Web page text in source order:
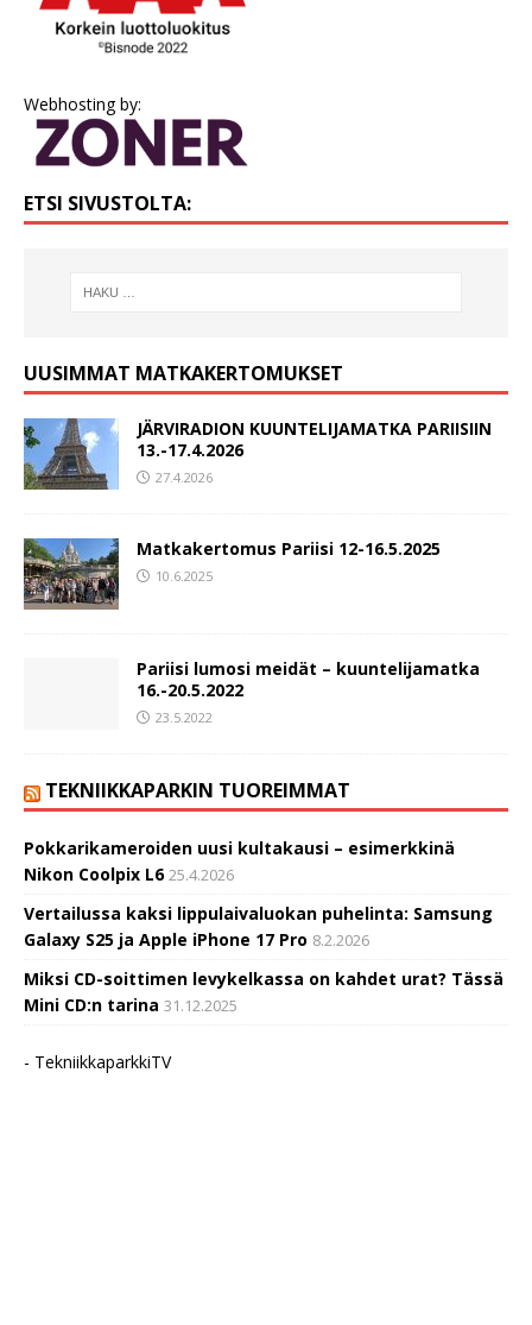
Webhosting by:
ETSI SIVUSTOLTA:
UUSIMMAT MATKAKERTOMUKSET
JÄRVIRADION KUUNTELIJAMATKA PARIISIIN
13.-17.4.2026
27.4.2026
Matkakertomus Pariisi 12-16.5.2025
10.6.2025
Pariisi lumosi meidät – kuuntelijamatka
16.-20.5.2022
23.5.2022
TEKNIIKKAPARKIN TUOREIMMAT
Pokkarikameroiden uusi kultakausi – esimerkkinä
Nikon Coolpix L6 25.4.2026
Vertailussa kaksi lippulaivaluokan puhelinta: Samsung
Galaxy S25 ja Apple iPhone 17 Pro 8.2.2026
Miksi CD-soittimen levykelkassa on kahdet urat? Tässä
Mini CD:n tarina 31.12.2025
- TekniikkaparkkiTV